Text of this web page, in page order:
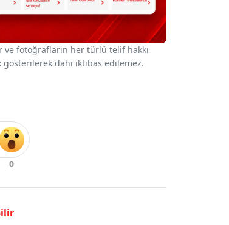
ve fotoğrafların her türlü telif hakkı
gösterilerek dahi iktibas edilemez.